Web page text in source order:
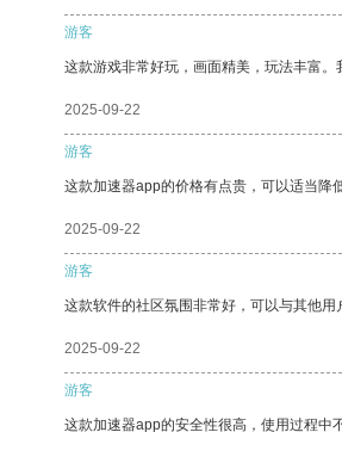
游客
这款游戏非常好玩，画面精美，玩法丰富。
2025-09-22
游客
这款加速器app的价格有点贵，可以适当降
2025-09-22
游客
这款软件的社区氛围非常好，可以与其他用
2025-09-22
游客
这款加速器app的安全性很高，使用过程中